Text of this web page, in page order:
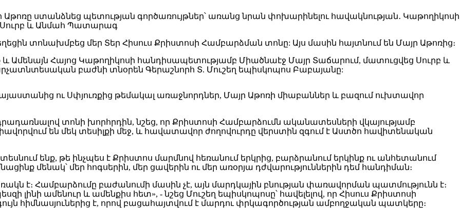
տոնախմբեց մեր Տեր Հիսուս Քրիստոսի Համբարձման տոնը: Այս մասին հայտնում են Մայր Աթոռից։
Ամենայն Հայոց Կաթողիկոսի հանդիսապետությամբ Միածնաէջ Մայր Տաճարում, մատուցվեց Սուրբ և
բաժնի տնօրեն Գերաշնորհ Տ. Մուշեղ եպիսկոպոս Բաբայանը:
ու Սփյուռքից թեմակալ առաջնորդներ, Մայր Աթոռի միաբաններ և բազում ուխտավոր
տոնի խորհրդին, նշեց, որ Քրիստոսի Համբարձումն ականատեսների վկայությամբ
են մեկ տեսիլքի մեջ, և հավատավոր ժողովուրդը վերստին զգում է Աստծո հավիտենական
ենք, թե ինչպես է Քրիստոս մարմնով հեռանում երկրից, բարձրանում երկինք ու անհետանում
մենակ՝ մեր հոգսերին, մեր ցավերին ու մեր առօրյա դժվարություններին դեմ հանդիման։
է։ Համբարձումը բաժանումի մասին չէ, այն մարդկային բնության փառավորման պատմությունն է։
լինի ամենուր և ամենքիս հետ», - նշեց Մուշեղ եպիսկոպոսը՝ հավելելով, որ Հիսուս Քրիստոսի
հիմնասյուներից է, որով բացահայտվում է մարդու փրկագործության ամբողջական պատկերը։